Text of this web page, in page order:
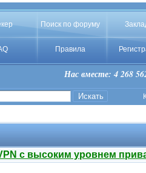
Поиск по форуму
Правила
Нас вместе: 4 268
с высоким уровнем